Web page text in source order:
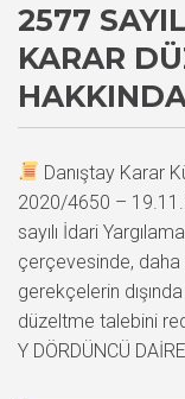
2577
KARAR
Danıştay Karar
2020/4650 –
sayılı İdari
çerçevesinde,
gerekçelerin
düzeltme talebini
Y DÖRDÜNCÜ